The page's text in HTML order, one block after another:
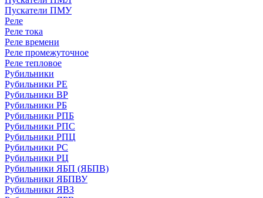
Пускатели ПМУ
Реле
Реле тока
Реле времени
Реле промежуточное
Реле тепловое
Рубильники
Рубильники РЕ
Рубильники ВР
Рубильники РБ
Рубильники РПБ
Рубильники РПС
Рубильники РПЦ
Рубильники РС
Рубильники РЦ
Рубильники ЯБП (ЯБПВ)
Рубильники ЯБПВУ
Рубильники ЯВЗ